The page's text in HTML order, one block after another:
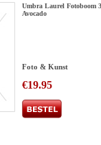
Umbra Laurel Fotoboom
Avocado
Foto & Kunst
€19.95